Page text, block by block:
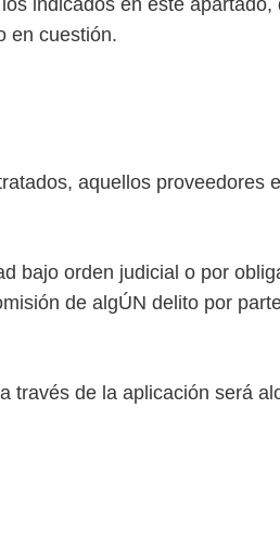
en cuestión.
aquellos proveedores
bajo orden judicial o por
de algÚN delito por
través de la aplicación será